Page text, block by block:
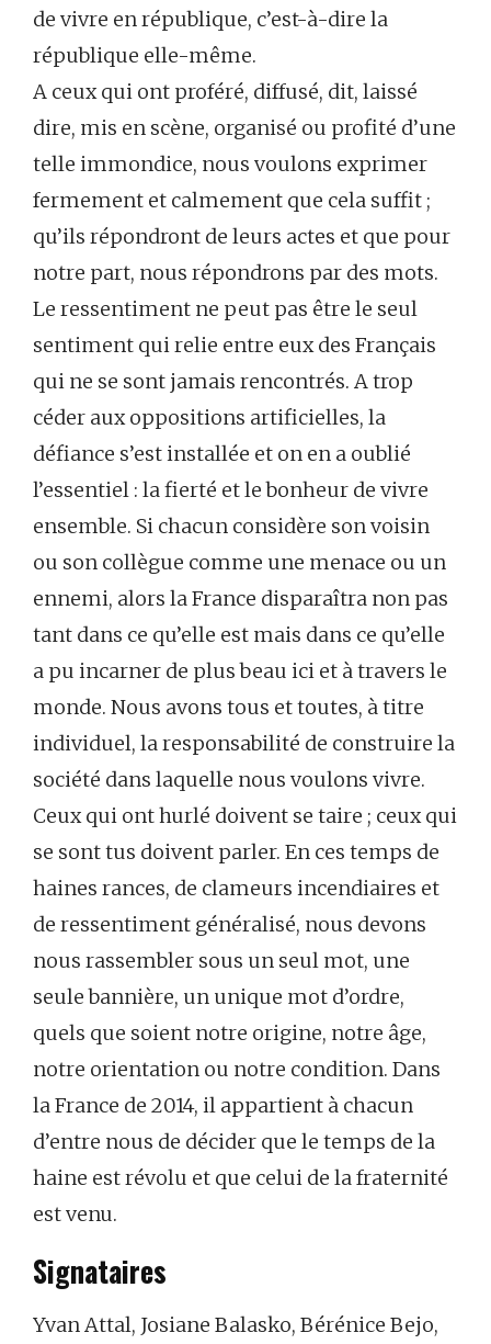
de vivre en république, c’est-à-dire la
république elle-même.
A ceux qui ont proféré, diffusé, dit, laissé
dire, mis en scène, organisé ou profité d’une
telle immondice, nous voulons exprimer
fermement et calmement que cela suffit ;
qu’ils répondront de leurs actes et que pour
notre part, nous répondrons par des mots.
Le ressentiment ne peut pas être le seul
sentiment qui relie entre eux des Français
qui ne se sont jamais rencontrés. A trop
céder aux oppositions artificielles, la
défiance s’est installée et on en a oublié
l’essentiel : la fierté et le bonheur de vivre
ensemble. Si chacun considère son voisin
ou son collègue comme une menace ou un
ennemi, alors la France disparaîtra non pas
tant dans ce qu’elle est mais dans ce qu’elle
a pu incarner de plus beau ici et à travers le
monde. Nous avons tous et toutes, à titre
individuel, la responsabilité de construire la
société dans laquelle nous voulons vivre.
Ceux qui ont hurlé doivent se taire ; ceux qui
se sont tus doivent parler. En ces temps de
haines rances, de clameurs incendiaires et
de ressentiment généralisé, nous devons
nous rassembler sous un seul mot, une
seule bannière, un unique mot d’ordre,
quels que soient notre origine, notre âge,
notre orientation ou notre condition. Dans
la France de 2014, il appartient à chacun
d’entre nous de décider que le temps de la
haine est révolu et que celui de la fraternité
est venu.
Signataires
Yvan Attal, Josiane Balasko, Bérénice Bejo,